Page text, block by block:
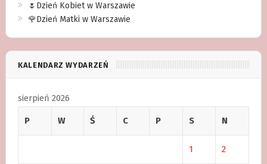
🌷Dzień Kobiet w Warszawie
🌹Dzień Matki w Warszawie
KALENDARZ WYDARZEŃ
sierpień 2026
P W Ś C P S N
1 2